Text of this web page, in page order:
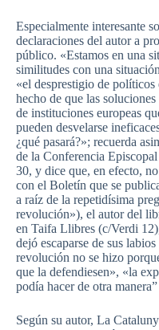
Especialmente interesante
declaraciones del autor a
público. «Estamos en una
similitudes con una
«el desprestigio de
hecho de que las
de instituciones europeas
pueden desvelarse
¿qué pasará?»; recuerda
de la Conferencia
30, y dice que, en efecto,
con el Boletín que se
a raíz de la repetidísima
revolución»), el autor del
en Taifa Llibres (c/Verdi
dejó escaparse de sus
revolución no se hizo
que la defendiesen», «la
podía hacer de otra
Según su autor, La